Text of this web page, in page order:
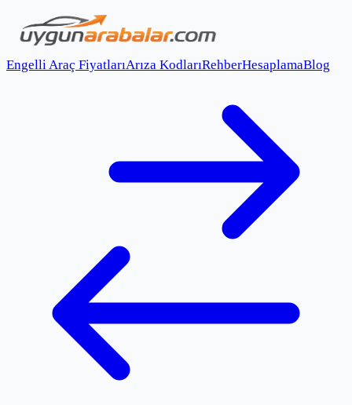
Engelli Araç FiyatlarıArıza KodlarıRehberHesaplamaBlog